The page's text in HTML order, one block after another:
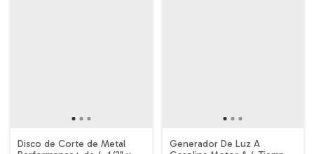
Disco de Corte de Metal
Generador De Luz A